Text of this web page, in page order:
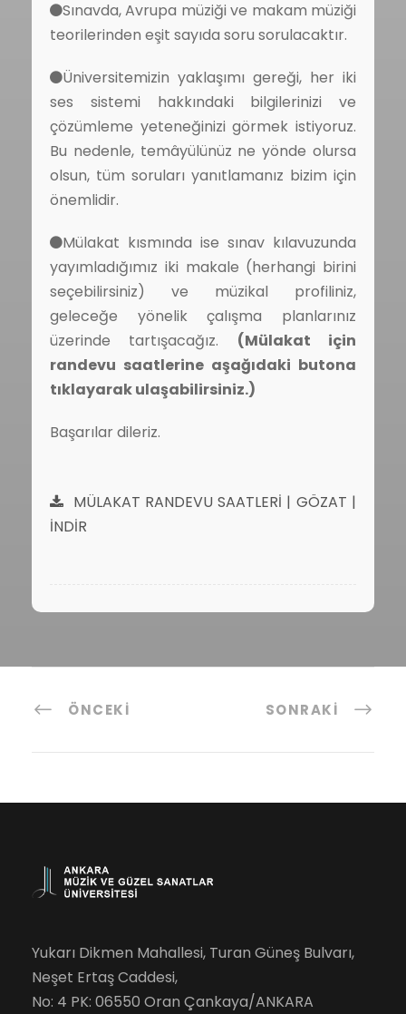
Sınavda, Avrupa müziği ve makam müziği
teorilerinden eşit sayıda soru sorulacaktır.
Üniversitemizin yaklaşımı gereği, her iki
ses sistemi hakkındaki bilgilerinizi ve
çözümleme yeteneğinizi görmek istiyoruz.
Bu nedenle, temâyülünüz ne yönde olursa
olsun, tüm soruları yanıtlamanız bizim için
önemlidir.
Mülakat kısmında ise sınav kılavuzunda
yayımladığımız iki makale (herhangi birini
seçebilirsiniz) ve müzikal profiliniz,
geleceğe yönelik çalışma planlarınız
üzerinde tartışacağız. (Mülakat için
randevu saatlerine aşağıdaki butona
tıklayarak ulaşabilirsiniz.)
Başarılar dileriz.
MÜLAKAT RANDEVU SAATLERİ | GÖZAT |
İNDİR
ÖNCEKI SONRAKI
Yukarı Dikmen Mahallesi, Turan Güneş Bulvarı,
Neşet Ertaş Caddesi,
No: 4 PK: 06550 Oran Çankaya/ANKARA